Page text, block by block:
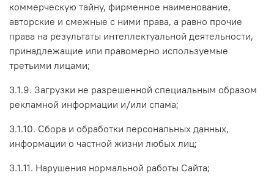
коммерческую тайну, фирменное наименование,
авторские и смежные с ними права, а равно прочие
права на результаты интеллектуальной деятельности,
принадлежащие или правомерно используемые
третьими лицами;
3.1.9. Загрузки не разрешенной специальным образом
рекламной информации и/или спама;
3.1.10. Сбора и обработки персональных данных,
информации о частной жизни любых лиц;
3.1.11. Нарушения нормальной работы Сайта;